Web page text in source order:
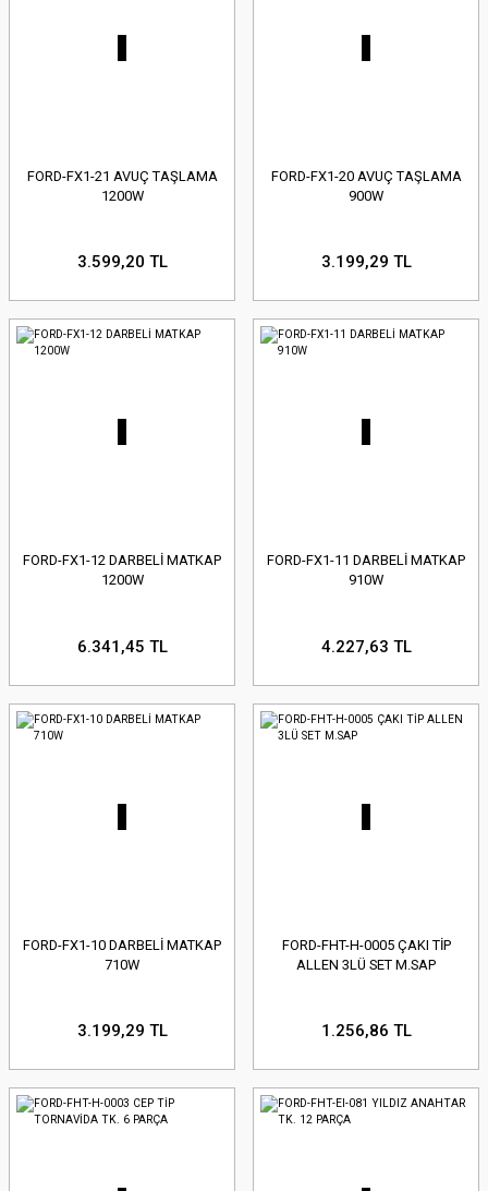
FORD-FX1-21 AVUÇ TAŞLAMA
1200W
3.599,20 TL
FORD-FX1-20 AVUÇ TAŞLAMA
900W
3.199,29 TL
FORD-FX1-12 DARBELİ MATKAP
1200W
6.341,45 TL
FORD-FX1-11 DARBELİ MATKAP
910W
4.227,63 TL
FORD-FX1-10 DARBELİ MATKAP
710W
3.199,29 TL
FORD-FHT-H-0005 ÇAKI TİP
ALLEN 3LÜ SET M.SAP
1.256,86 TL